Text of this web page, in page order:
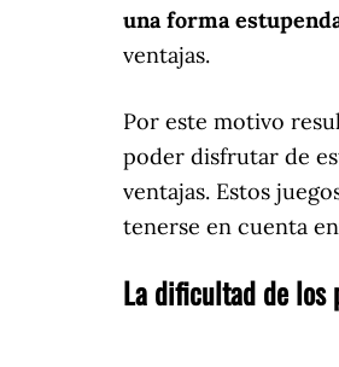
una forma
ventajas.
Por este motivo
poder disfrutar de
ventajas. Estos
tenerse en cuenta
La dificultad de los